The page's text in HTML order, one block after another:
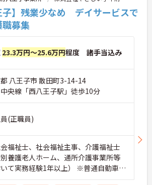
子】残業少なめ デイサービスで
募集
23.3万円～25.6万円程度 諸手当込み
八王子市 散田町3-14-14
中央線「西八王子駅」徒歩10分
(正職員)
福祉士、社会福祉主事、介護福祉士
別養護老人ホーム、通所介護事業所等
て実務経験1年以上） ※普通自動車免